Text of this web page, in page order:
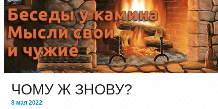
ЧОМУ Ж ЗНОВУ?
8 мая 2022